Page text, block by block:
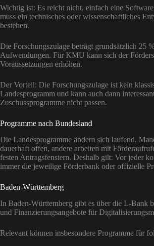
Wichtig ist: Es reicht nicht, einfach eine
muss ein technisches oder wissenschaftliches
bestehen.
Die Forschungszulage beträgt grundsätzlich 25
Aufwendungen. Für KMU kann sich der
Voraussetzungen erhöhen.
Der Vorteil: Die Forschungszulage ist kein
Landesprogramm und kann auch dann
Zuschussprogramme nicht passen.
Programme nach Bundesland
Die Landesprogramme ändern sich laufend.
dauerhaft offen, andere arbeiten mit
festen Antragsfenstern. Deshalb gilt: Vor jeder
immer die jeweilige Förderbank oder offizielle
Baden-Württemberg
In Baden-Württemberg gibt es über die L-Bank
und Finanzierungsangebote für
Relevant können insbesondere Programme für